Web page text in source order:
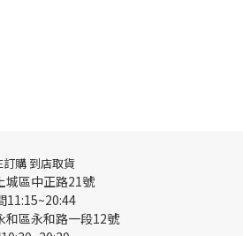
訂購 到店取貨
城區中正路21號
11:15~20:44
和區永和路一段12號